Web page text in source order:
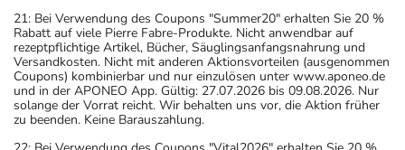
21: Bei Verwendung des Coupons "Summer20" erhalten Sie 20 %
Rabatt auf viele Pierre Fabre-Produkte. Nicht anwendbar auf
rezeptpflichtige Artikel, Bücher, Säuglingsanfangsnahrung und
Versandkosten. Nicht mit anderen Aktionsvorteilen (ausgenommen
Coupons) kombinierbar und nur einzulösen unter www.aponeo.de
und in der APONEO App. Gültig: 27.07.2026 bis 09.08.2026. Nur
solange der Vorrat reicht. Wir behalten uns vor, die Aktion früher
zu beenden. Keine Barauszahlung.